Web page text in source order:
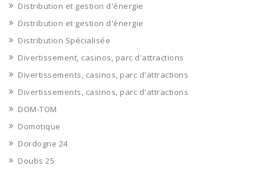
Distribution et gestion d'énergie
Distribution et gestion d'énergie
Distribution Spécialisée
Divertissement, casinos, parc d'attractions
Divertissements, casinos, parc d'attractions
Divertissements, casinos, parc d'attractions
DOM-TOM
Domotique
Dordogne 24
Doubs 25